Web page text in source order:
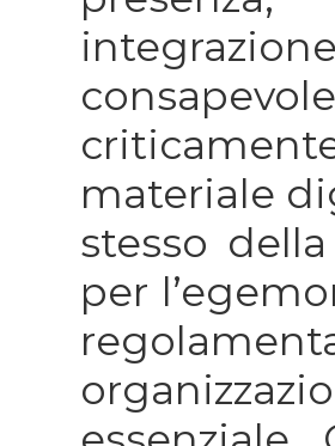
materiale
stesso
per